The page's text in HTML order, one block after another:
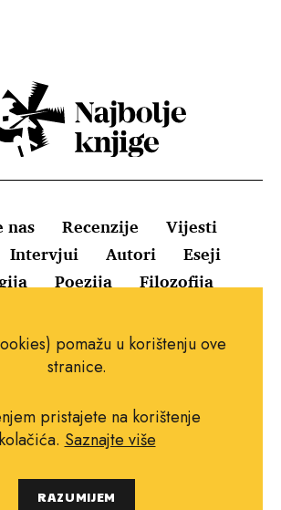
nas Recenzije
Vijesti
Intervjui Autori
Eseji
Poezija Filozofija
Pravila o kolačićima
Impressum
© 2010.-2021. najboljeknjige.com.
pomažu u korištenju ove
stranice.
pristajete na korištenje
kolačića. Saznajte više
RAZUMIJEM